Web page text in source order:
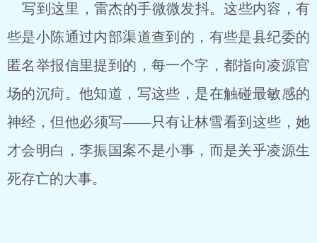
写到这里，雷杰的手微微发抖。这些内容，有
些是小陈通过内部渠道查到的，有些是县纪委的
匿名举报信里提到的，每一个字，都指向凌源官
场的沉疴。他知道，写这些，是在触碰最敏感的
神经，但他必须写——只有让林雪看到这些，她
才会明白，李振国案不是小事，而是关乎凌源生
死存亡的大事。